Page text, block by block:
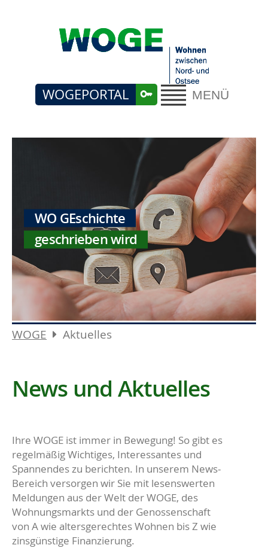
MENÜ
WOGEPORTAL
WO GEschichte
geschrieben wird
WOGE Aktuelles
News und Aktuelles
Ihre WOGE ist immer in Bewegung! So gibt es
regelmäßig Wichtiges, Interessantes und
Spannendes zu berichten. In unserem News-
Bereich versorgen wir Sie mit lesenswerten
Meldungen aus der Welt der WOGE, des
Wohnungsmarkts und der Genossenschaft
von A wie altersgerechtes Wohnen bis Z wie
zinsgünstige Finanzierung.